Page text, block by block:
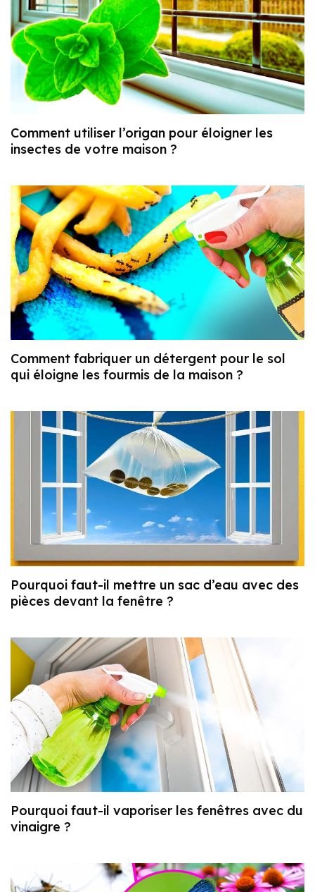
Comment utiliser l’origan pour éloigner les
insectes de votre maison ?
Comment fabriquer un détergent pour le sol
qui éloigne les fourmis de la maison ?
Pourquoi faut-il mettre un sac d’eau avec des
pièces devant la fenêtre ?
Pourquoi faut-il vaporiser les fenêtres avec du
vinaigre ?